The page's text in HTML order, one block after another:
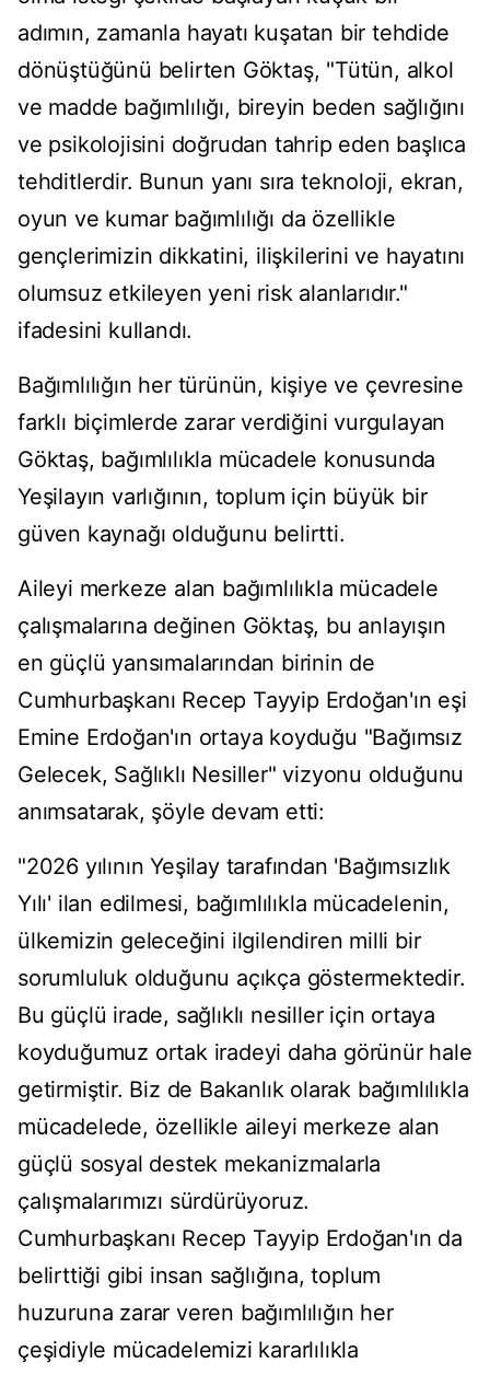
adımın, zamanla hayatı kuşatan bir tehdide
dönüştüğünü belirten Göktaş, "Tütün, alkol
ve madde bağımlılığı, bireyin beden sağlığını
ve psikolojisini doğrudan tahrip eden başlıca
tehditlerdir. Bunun yanı sıra teknoloji, ekran,
oyun ve kumar bağımlılığı da özellikle
gençlerimizin dikkatini, ilişkilerini ve hayatını
olumsuz etkileyen yeni risk alanlarıdır."
ifadesini kullandı.
Bağımlılığın her türünün, kişiye ve çevresine
farklı biçimlerde zarar verdiğini vurgulayan
Göktaş, bağımlılıkla mücadele konusunda
Yeşilayın varlığının, toplum için büyük bir
güven kaynağı olduğunu belirtti.
Aileyi merkeze alan bağımlılıkla mücadele
çalışmalarına değinen Göktaş, bu anlayışın
en güçlü yansımalarından birinin de
Cumhurbaşkanı Recep Tayyip Erdoğan'ın eşi
Emine Erdoğan'ın ortaya koyduğu "Bağımsız
Gelecek, Sağlıklı Nesiller" vizyonu olduğunu
anımsatarak, şöyle devam etti:
"2026 yılının Yeşilay tarafından 'Bağımsızlık
Yılı' ilan edilmesi, bağımlılıkla mücadelenin,
ülkemizin geleceğini ilgilendiren milli bir
sorumluluk olduğunu açıkça göstermektedir.
Bu güçlü irade, sağlıklı nesiller için ortaya
koyduğumuz ortak iradeyi daha görünür hale
getirmiştir. Biz de Bakanlık olarak bağımlılıkla
mücadelede, özellikle aileyi merkeze alan
güçlü sosyal destek mekanizmalarla
çalışmalarımızı sürdürüyoruz.
Cumhurbaşkanı Recep Tayyip Erdoğan'ın da
belirttiği gibi insan sağlığına, toplum
huzuruna zarar veren bağımlılığın her
çeşidiyle mücadelemizi kararlılıkla